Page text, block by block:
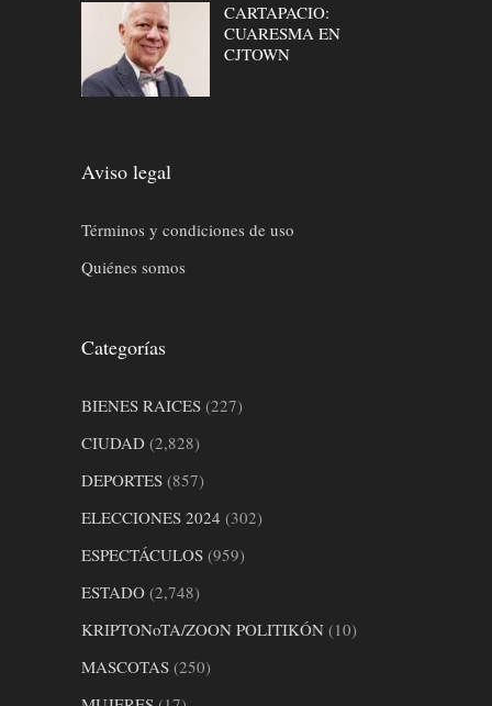
CARTAPACIO:
CUARESMA EN
CJTOWN
Aviso legal
Términos y condiciones de uso
Quiénes somos
Categorías
BIENES RAICES (227)
CIUDAD (2,828)
DEPORTES (857)
ELECCIONES 2024 (302)
ESPECTÁCULOS (959)
ESTADO (2,748)
KRIPTONoTA/ZOON POLITIKÓN (10)
MASCOTAS (250)